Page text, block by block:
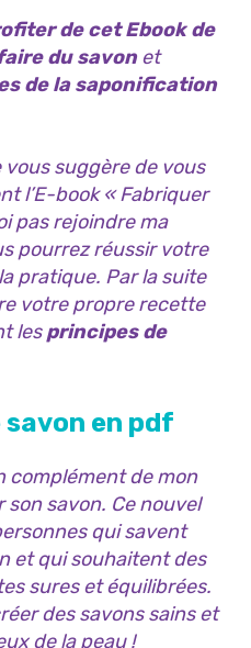
de cet Ebook de
du savonet
de la saponification
vous suggère de vous
l’E-book « Fabriquer
pas rejoindre ma
pourrez réussir votre
pratique. Par la suite
votre propre recette
lesprincipes de
en pdf
complément de mon
savon. Ce nouvel
qui savent
et qui souhaitent des
sures et équilibrées.
des savons sains et
de la peau !